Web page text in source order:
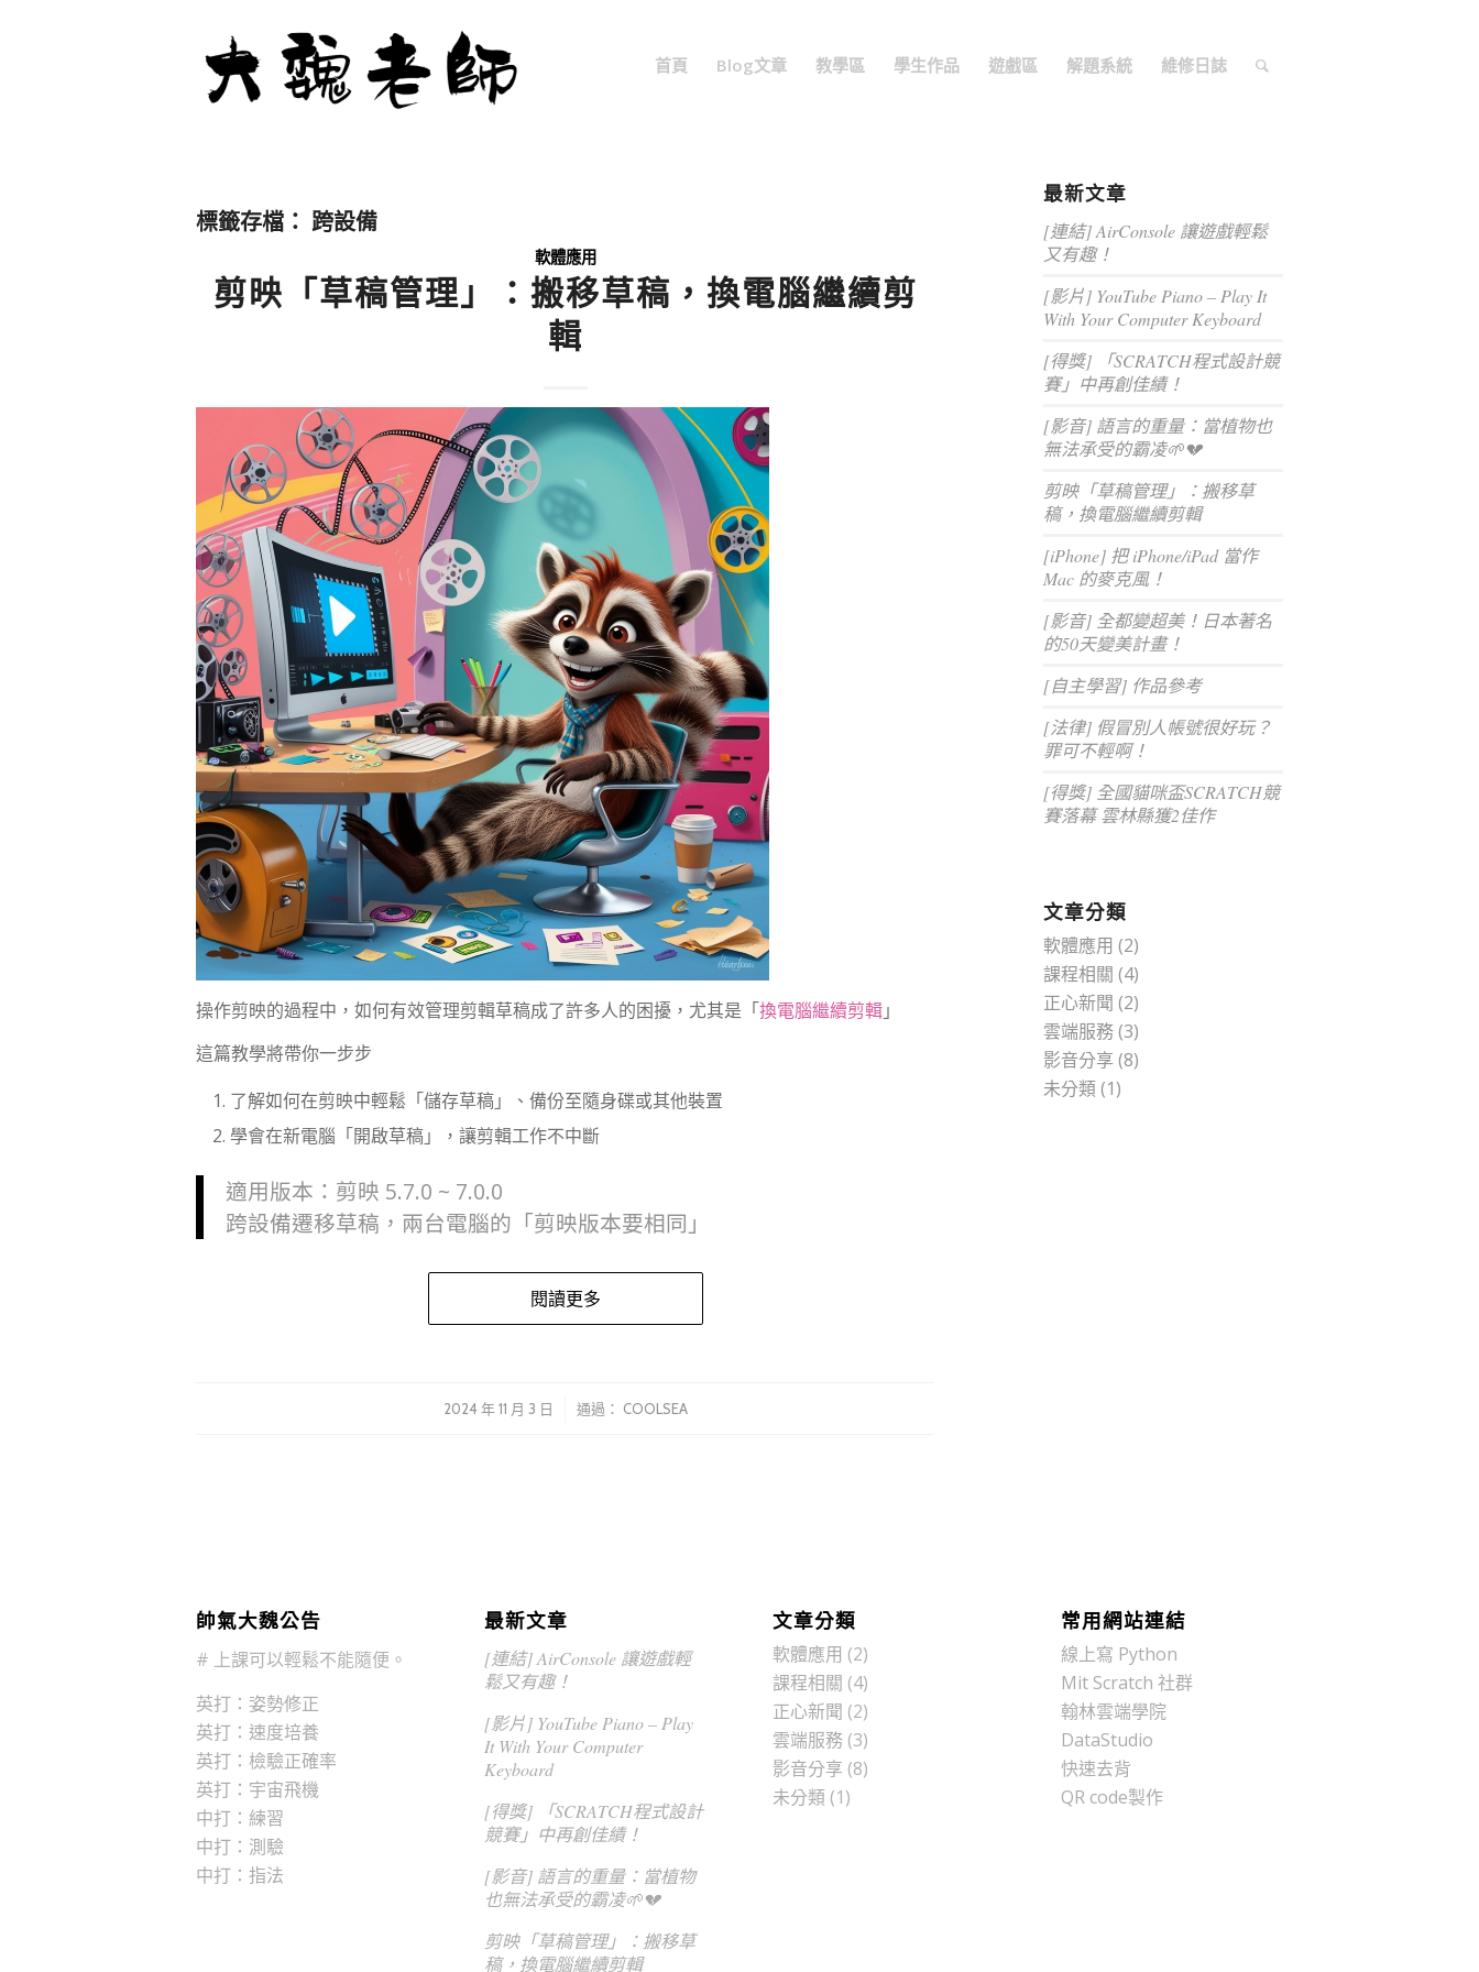
首頁 Blog文章 教學區 學生作品 遊戲區 解題系統 維修日誌
標籤存檔： 跨設備
軟體應用
剪映「草稿管理」：搬移草稿，換電腦繼續剪
輯
操作剪映的過程中，如何有效管理剪輯草稿成了許多人的困擾，尤其是「換電腦繼續剪輯」
這篇教學將帶你一步步
了解如何在剪映中輕鬆「儲存草稿」、備份至隨身碟或其他裝置
學會在新電腦「開啟草稿」，讓剪輯工作不中斷
適用版本：剪映 5.7.0 ~ 7.0.0
跨設備遷移草稿，兩台電腦的「剪映版本要相同」
閱讀更多
2024 年 11 月 3 日
/ 通過： COOLSEA
最新文章
[連結] AirConsole 讓遊戲輕鬆
又有趣！
[影片] YouTube Piano – Play It
With Your Computer Keyboard
[得獎] 「SCRATCH程式設計競
賽」中再創佳績！
[影音] 語言的重量：當植物也
無法承受的霸凌🌱💔
剪映「草稿管理」：搬移草
稿，換電腦繼續剪輯
[iPhone] 把 iPhone/iPad 當作
Mac 的麥克風！
[影音] 全都變超美！日本著名
的50天變美計畫！
[自主學習] 作品參考
[法律] 假冒別人帳號很好玩？
罪可不輕啊！
[得獎] 全國貓咪盃SCRATCH競
賽落幕 雲林縣獲2佳作
文章分類
軟體應用 (2)
課程相關 (4)
正心新聞 (2)
雲端服務(3)
影音分享 (8)
未分類(1)
帥氣大魏公告
# 上課可以輕鬆不能隨便。
英打：姿勢修正
英打：速度培養
英打：檢驗正確率
英打：宇宙飛機
中打：練習
中打：測驗
中打：指法
最新文章
[連結] AirConsole 讓遊戲輕
鬆又有趣！
[影片] YouTube Piano – Play
It With Your Computer
Keyboard
[得獎] 「SCRATCH程式設計
競賽」中再創佳績！
[影音] 語言的重量：當植物
也無法承受的霸凌🌱💔
剪映「草稿管理」：搬移草
稿，換電腦繼續剪輯
文章分類
軟體應用 (2)
課程相關 (4)
正心新聞 (2)
雲端服務(3)
影音分享 (8)
未分類(1)
常用網站連結
線上寫 Python
Mit Scratch 社群
翰林雲端學院
DataStudio
快速去背
QR code製作